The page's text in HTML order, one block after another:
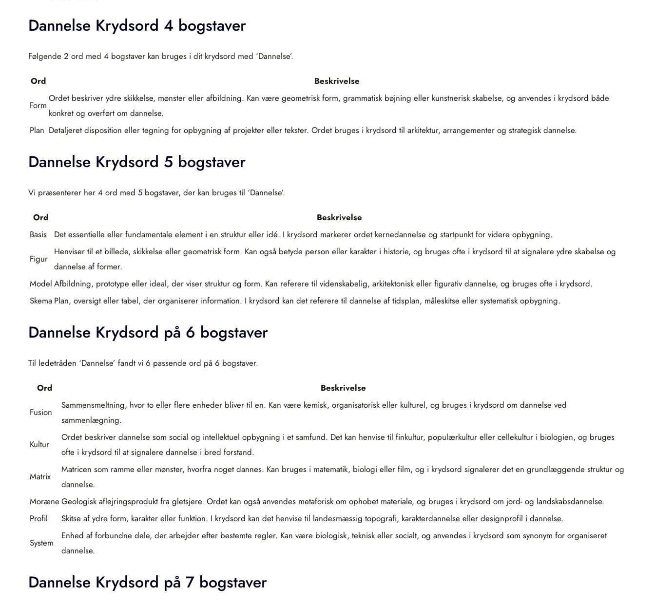
Dannelse Krydsord 4 bogstaver
Følgende 2 ord med 4 bogstaver kan bruges i dit krydsord med ‘Dannelse’.
Ord Beskrivelse
Form
Ordet beskriver ydre skikkelse, mønster eller afbildning. Kan være geometrisk form, grammatisk bøjning eller kunstnerisk skabelse, og anvendes i krydsord både
konkret og overført om dannelse.
Plan Detaljeret disposition eller tegning for opbygning af projekter eller tekster. Ordet bruges i krydsord til arkitektur, arrangementer og strategisk dannelse.
Dannelse Krydsord 5 bogstaver
Vi præsenterer her 4 ord med 5 bogstaver, der kan bruges til ‘Dannelse’.
Ord
Beskrivelse
Basis
Det essentielle eller fundamentale element i en struktur eller idé. I krydsord markerer ordet kernedannelse og startpunkt for videre opbygning.
Figur
Henviser til et billede, skikkelse eller geometrisk form. Kan også betyde person eller karakter i historie, og bruges ofte i krydsord til at signalere ydre skabelse og
dannelse af former.
Model Afbildning, prototype eller ideal, der viser struktur og form. Kan referere til videnskabelig, arkitektonisk eller figurativ dannelse, og bruges ofte i krydsord.
Skema Plan, oversigt eller tabel, der organiserer information. I krydsord kan det referere til dannelse af tidsplan, måleskitse eller systematisk opbygning.
Dannelse Krydsord på 6 bogstaver
Til ledetråden ‘Dannelse’ fandt vi 6 passende ord på 6 bogstaver.
Ord Beskrivelse
Fusion
Sammensmeltning, hvor to eller flere enheder bliver til en. Kan være kemisk, organisatorisk eller kulturel, og bruges i krydsord om dannelse ved
sammenlægning.
Kultur
Ordet beskriver dannelse som social og intellektuel opbygning i et samfund. Det kan henvise til finkultur, populærkultur eller cellekultur i biologien, og bruges
ofte i krydsord til at signalere dannelse i bred forstand.
Matrix
Matricen som ramme eller mønster, hvorfra noget dannes. Kan bruges i matematik, biologi eller film, og i krydsord signalerer det en grundlæggende struktur og
dannelse.
Moræne Geologisk aflejringsprodukt fra gletsjere. Ordet kan også anvendes metaforisk om ophobet materiale, og bruges i krydsord om jord- og landskabsdannelse.
Profil
Skitse af ydre form, karakter eller funktion. I krydsord kan det henvise til landesmæssig topografi, karakterdannelse eller designprofil i dannelse.
System
Enhed af forbundne dele, der arbejder efter bestemte regler. Kan være biologisk, teknisk eller socialt, og anvendes i krydsord som synonym for organiseret
dannelse.
Dannelse Krydsord på 7 bogstaver